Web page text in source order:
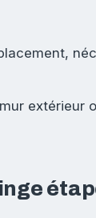
extérieur